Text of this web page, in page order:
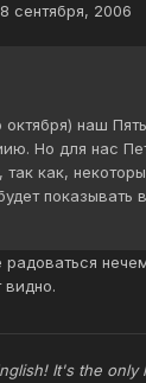
сентября, 2006
октября) наш
Но для нас
так как,
показывать
видно.
It's the